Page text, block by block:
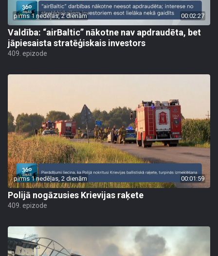
pirms 1 nedēļas, 2 dienām 00:02:27
Valdība: “airBaltic” nākotne nav apdraudēta, bet
jāpiesaista stratēģiskais investors
409. epizode
pirms 1 nedēļas, 2 dienām 00:01:59
Polijā nogāzusies Krievijas raķete
409. epizode